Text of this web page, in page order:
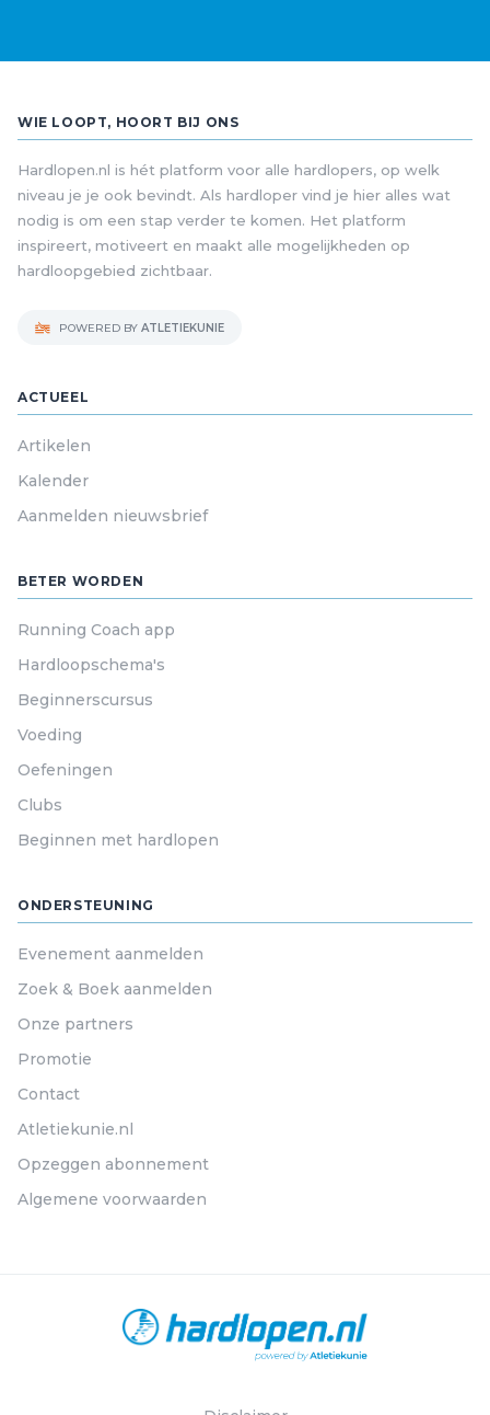
WIE LOOPT, HOORT BIJ ONS
Hardlopen.nl is hét platform voor alle hardlopers, op welk
niveau je je ook bevindt. Als hardloper vind je hier alles wat
nodig is om een stap verder te komen. Het platform
inspireert, motiveert en maakt alle mogelijkheden op
hardloopgebied zichtbaar.
POWERED BY ATLETIEKUNIE
ACTUEEL
Artikelen
Kalender
Aanmelden nieuwsbrief
BETER WORDEN
Running Coach app
Hardloopschema's
Beginnerscursus
Voeding
Oefeningen
Clubs
Beginnen met hardlopen
ONDERSTEUNING
Evenement aanmelden
Zoek & Boek aanmelden
Onze partners
Promotie
Contact
Atletiekunie.nl
Opzeggen abonnement
Algemene voorwaarden